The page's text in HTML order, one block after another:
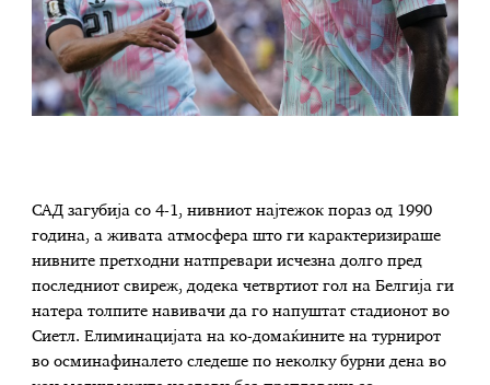
САД загубија со 4-1, нивниот најтежок пораз од 1990
година, а живата атмосфера што ги карактеризираше
нивните претходни натпревари исчезна долго пред
последниот свиреж, додека четвртиот гол на Белгија ги
натера толпите навивачи да го напуштат стадионот во
Сиетл. Елиминацијата на ко-домаќините на турнирот
во осминафиналето следеше по неколку бурни дена во